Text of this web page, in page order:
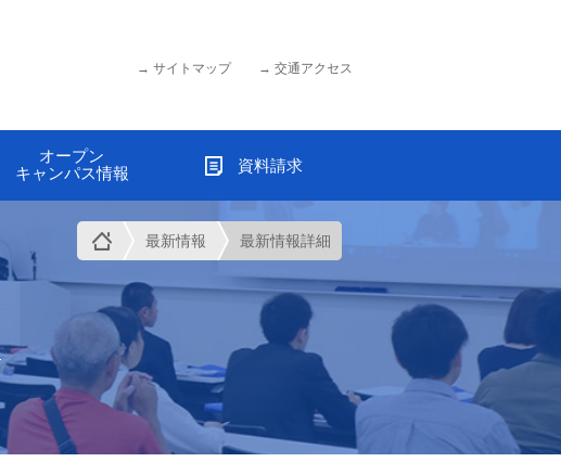
サイトマップ 交通アクセス
オープン
キャンパス情報
資料請求
最新情報 最新情報詳細